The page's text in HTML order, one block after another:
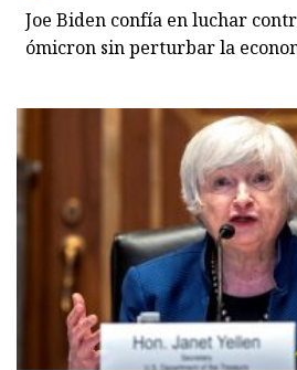
Joe Biden confía en luchar
ómicron sin perturbar la